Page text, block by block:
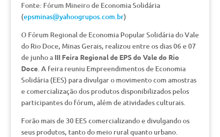
Fonte: Fórum Mineiro de Economia Solidária
(epsminas@yahoogrupos.com.br)
O Fórum Regional de Economia Popular Solidária do Vale
do Rio Doce, Minas Gerais, realizou entre os dias 06 e 07
de junho a III Feira Regional de EPS do Vale do Rio
Doce. A feira reuniu Empreendimentos de Economia
Solidária (EES) para divulgar o movimento com amostras
e comercialização dos produtos disponibilizados pelos
participantes do fórum, além de atividades culturais.
Forão mais de 30 EES comercializando e divulgando os
seus produtos, tanto do meio rural quanto urbano.